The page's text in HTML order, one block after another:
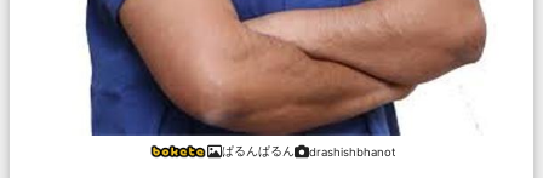
ぱるんぱるん drashishbhanot